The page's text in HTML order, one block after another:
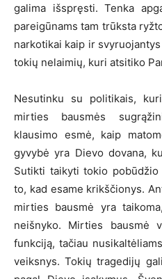
galima išspręsti. Tenka
pareigūnams tam trūksta
narkotikai kaip ir
tokių nelaimių, kuri atsitiko
Nesutinku su politikais,
mirties bausmės
klausimo esmė, kaip
gyvybė yra Dievo dovana,
Sutikti taikyti tokio
to, kad esame krikščionys.
mirties bausmė yra
neišnyko. Mirties bausmė
funkciją, tačiau
veiksnys. Tokių tragedijų